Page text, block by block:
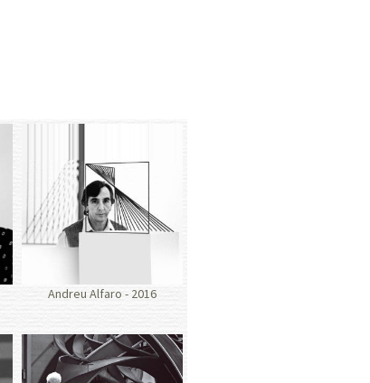
Andreu Alfaro - 2016